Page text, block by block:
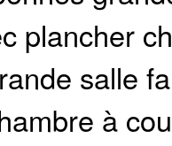
plancher
salle
à